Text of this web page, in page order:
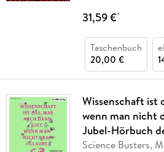
31,59 €*
Taschenbuch
20,00 €
Wissenschaft ist
wenn man nicht
Jubel-Hörbuch
Science Busters,